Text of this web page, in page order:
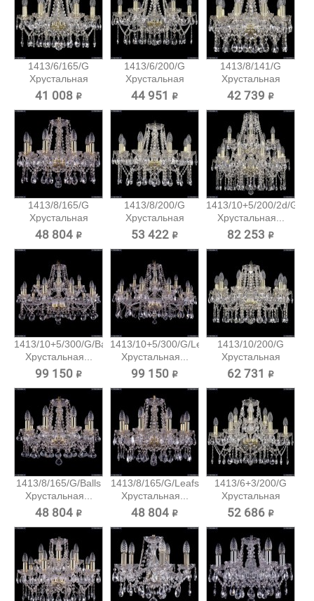
1413/6/165/G
Хрустальная
подвесная...
41 008 ₽
1413/6/200/G
Хрустальная
подвесная...
44 951 ₽
1413/8/141/G
Хрустальная
подвесная...
42 739 ₽
1413/8/165/G
Хрустальная
подвесная...
48 804 ₽
1413/8/200/G
Хрустальная
подвесная...
53 422 ₽
1413/10+5/200/2d/G
Хрустальная...
82 253 ₽
1413/10+5/300/G/Balls
Хрустальная...
99 150 ₽
1413/10+5/300/G/Leafs
Хрустальная...
99 150 ₽
1413/10/200/G
Хрустальная
подвесная...
62 731 ₽
1413/8/165/G/Balls
Хрустальная...
48 804 ₽
1413/8/165/G/Leafs
Хрустальная...
48 804 ₽
1413/6+3/200/G
Хрустальная
подвесная...
52 686 ₽